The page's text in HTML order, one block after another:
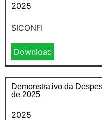
2025
SICONFI
Download
Demonstrativo da
de 2025
2025